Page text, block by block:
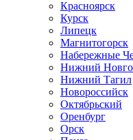
Красноярск
Курск
Липецк
Магнитогорск
Набережные
Нижний
Нижний Тагил
Новороссийск
Октябрьский
Оренбург
Орск